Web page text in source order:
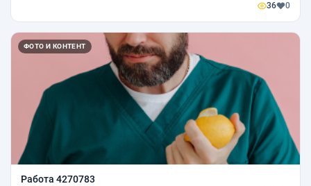
36 0
ФОТО И КОНТЕНТ
Работа 4270783